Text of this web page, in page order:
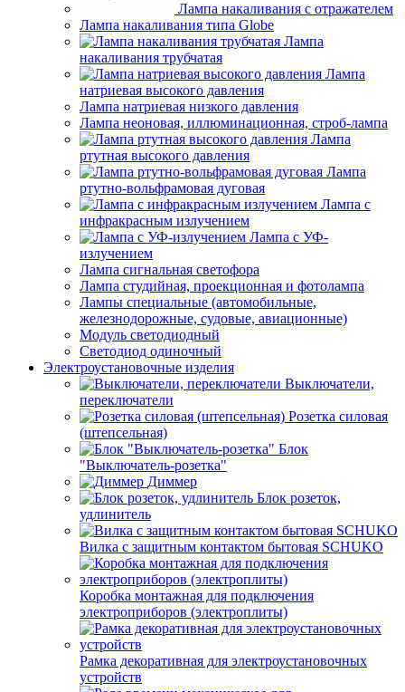
Лампа накаливания с отражателем
Лампа накаливания типа Globe
Лампа
накаливания трубчатая
Лампа
натриевая высокого давления
Лампа натриевая низкого давления
Лампа неоновая, иллюминационная, строб-лампа
Лампа
ртутная высокого давления
Лампа
ртутно-вольфрамовая дуговая
Лампа с
инфракрасным излучением
Лампа с УФ-
излучением
Лампа сигнальная светофора
Лампа студийная, проекционная и фотолампа
Лампы специальные (автомобильные,
железнодорожные, судовые, авиационные)
Модуль светодиодный
Светодиод одиночный
Электроустановочные изделия
Выключатели,
переключатели
Розетка силовая
(штепсельная)
Блок
"Выключатель-розетка"
Диммер
Блок розеток,
удлинитель
Вилка с защитным контактом бытовая SCHUKO
Коробка монтажная для подключения
электроприборов (электроплиты)
Рамка декоративная для электроустановочных
устройств